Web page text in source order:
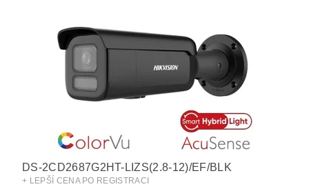
DS-2CD2687G2HT-LIZS(2.8-12)/EF/BLK
+ LEPŠÍ CENA PO REGISTRACI